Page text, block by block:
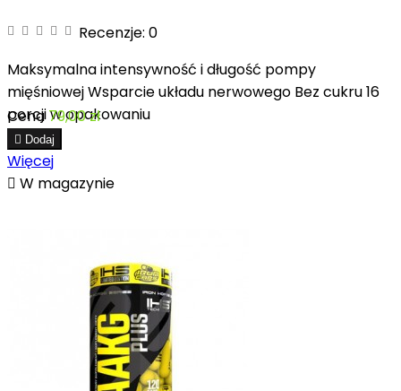
Recenzje: 0
Maksymalna intensywność i długość pompy
mięśniowej Wsparcie układu nerwowego Bez cukru 16
porcji w opakowaniu
Cena 79,00 zł
 Dodaj
Więcej
 W magazynie